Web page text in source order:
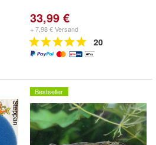
33,99 €
+ 7,98 € Versand
20
Bestseller